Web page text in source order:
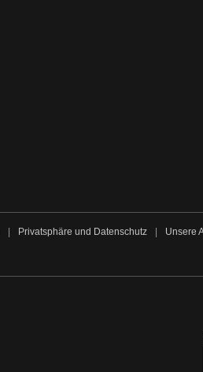
Privatsphäre und Datenschutz Unsere